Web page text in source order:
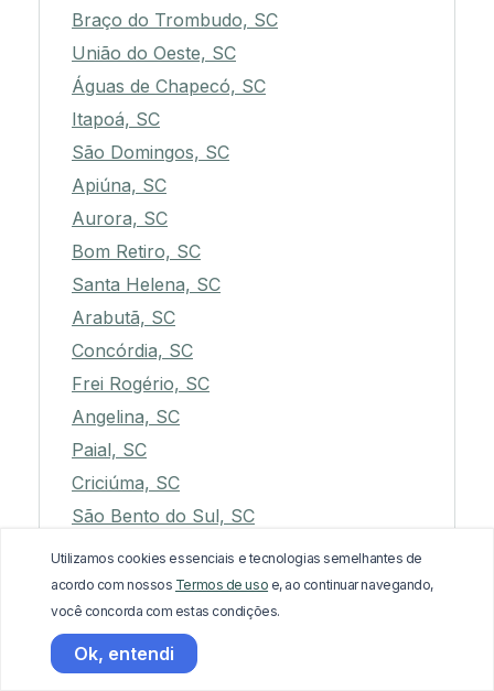
Braço do Trombudo, SC
União do Oeste, SC
Águas de Chapecó, SC
Itapoá, SC
São Domingos, SC
Apiúna, SC
Aurora, SC
Bom Retiro, SC
Santa Helena, SC
Arabutã, SC
Concórdia, SC
Frei Rogério, SC
Angelina, SC
Paial, SC
Criciúma, SC
São Bento do Sul, SC
Passos Maia, SC
Trombudo Central, SC
Indaial, SC
Modelo, SC
Utilizamos cookies essenciais e tecnologias semelhantes de
acordo com nossos Termos de uso e, ao continuar navegando,
você concorda com estas condições.
Ok, entendi